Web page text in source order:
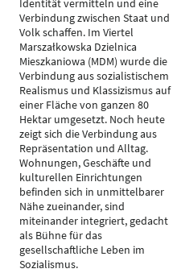
Identität vermitteln und eine
Verbindung zwischen Staat und
Volk schaffen. Im Viertel
Marszałkowska Dzielnica
Mieszkaniowa (MDM) wurde die
Verbindung aus sozialistischem
Realismus und Klassizismus auf
einer Fläche von ganzen 80
Hektar umgesetzt. Noch heute
zeigt sich die Verbindung aus
Repräsentation und Alltag.
Wohnungen, Geschäfte und
kulturellen Einrichtungen
befinden sich in unmittelbarer
Nähe zueinander, sind
miteinander integriert, gedacht
als Bühne für das
gesellschaftliche Leben im
Sozialismus.